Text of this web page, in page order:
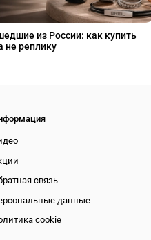
из России: как купить
не реплику
связь
данные
cookie